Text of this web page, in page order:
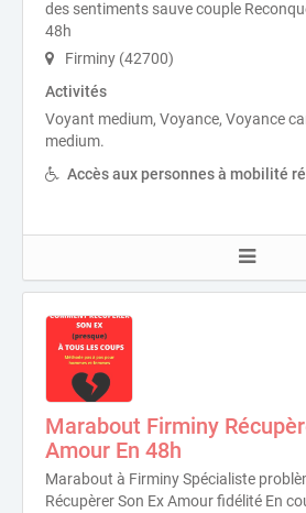
des sentiments sauve couple
48h
Firminy (42700)
Activités
Voyant medium, Voyance, Voyance
medium.
Accès aux personnes à mobilité
Marabout Firminy
Amour En 48h
Marabout à Firminy Spécialiste
Récupèrer Son Ex Amour fidélité En